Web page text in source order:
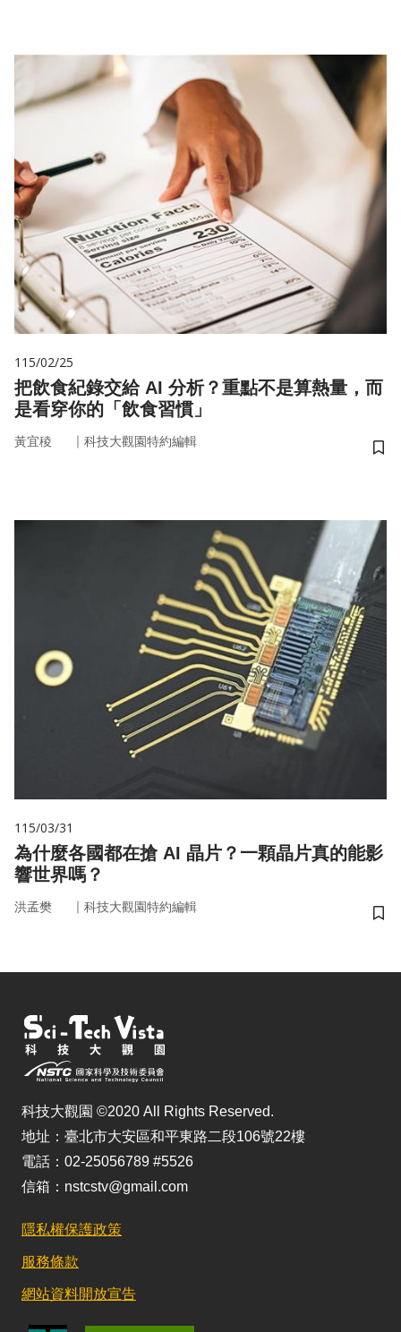
115/02/25
把飲食紀錄交給 AI 分析？重點不是算熱量，而
是看穿你的「飲食習慣」
黃宜稜 ｜ 科技大觀園特約編輯
儲
115/03/31
為什麼各國都在搶 AI 晶片？一顆晶片真的能影
響世界嗎？
洪孟樊 ｜ 科技大觀園特約編輯
儲
科技大觀園 ©2020 All Rights Reserved.
地址：臺北市大安區和平東路二段106號22樓
電話：02-25056789 #5526
信箱：nstcstv@gmail.com
隱私權保護政策
服務條款
網站資料開放宣告